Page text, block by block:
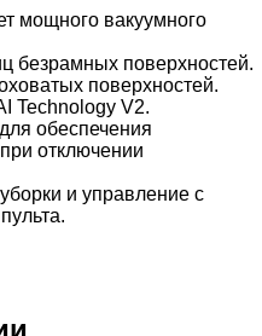
мощного вакуумного
безрамных поверхностей.
поверхностей.
Technology V2.
обеспечения
отключении
и управление с